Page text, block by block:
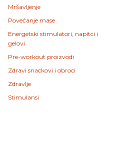
Mršavljenje
Povećanje mase
Energetski stimulatori, napitci i
gelovi
Pre-workout proizvodi
Zdravi snackovi i obroci
Zdravlje
Stimulansi